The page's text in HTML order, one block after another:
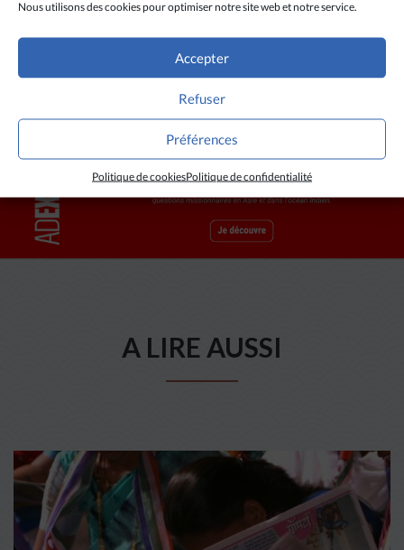
Nous utilisons des cookies pour optimiser notre site web et notre service.
Accepter
Refuser
Préférences
Politique de cookiesPolitique de confidentialité
mais nous ne sommes pas des hors-la-loidit-il.
A LIRE AUSSI